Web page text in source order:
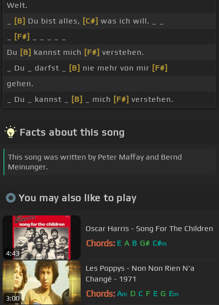
Welt.
[B] Du bist alles, [C#] was ich will. _ _
[F#]
Du [B] kannst mich [F#] verstehen.
_ Du _ darfst _
[B] nie mehr von mir [F#]
gehen.
_ Du _ kannst _
[B] _ mich [F#] verstehen.
Facts about this song
This song was written by Peter Maffay and Bernd
Meinunger.
You may also like to play
4:43
Oscar Harris - Song For The Children
Chords: E A B G# C#m
3:00
Les Poppys - Non Non Rien N'a
Changé - 1971
Chords: Am D C F E G Em